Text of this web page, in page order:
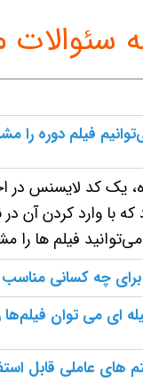
سئوالات
فیلم دوره را
یک کد لایسنس در
با وارد کردن آن در
فیلم ها را
چه کسانی
ای می توان فیلم‌ها
عاملی قابل